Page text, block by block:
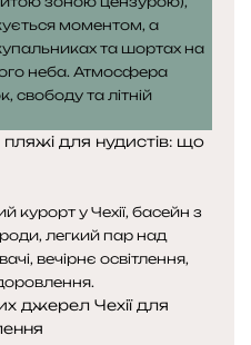
для нудистів: що
джерел Чехії для